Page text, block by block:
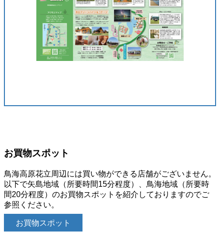
お買物スポット
鳥海高原花立周辺には買い物ができる店舗がございません。
以下で矢島地域（所要時間15分程度）、鳥海地域（所要時
間20分程度）のお買物スポットを紹介しておりますのでご
参照ください。
お買物スポット